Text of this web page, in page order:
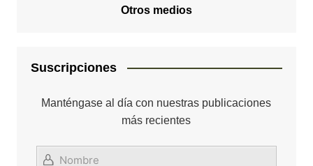
Otros medios
Suscripciones
Manténgase al día con nuestras publicaciones
más recientes